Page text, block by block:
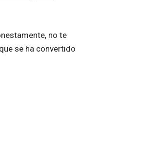
no te
se ha convertido